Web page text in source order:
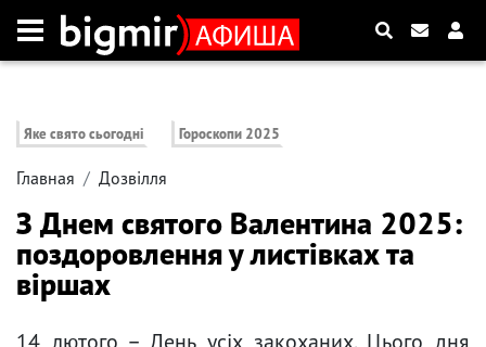
Яке свято сьогодні Гороскопи 2025
Главная Дозвілля
З Днем святого Валентина 2025:
поздоровлення у листівках та
віршах